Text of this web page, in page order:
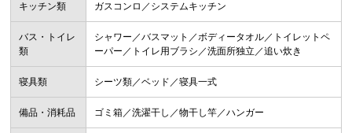
キッチン類 ガスコンロ／システムキッチン
バス・トイレ
類
シャワー／バスマット／ボディータオル／トイレットペ
ーパー／トイレ用ブラシ／洗面所独立／追い炊き
寝具類 シーツ類／ベッド／寝具一式
備品・消耗品 ゴミ箱／洗濯干し／物干し竿／ハンガー